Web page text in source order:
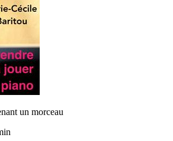
un morceau